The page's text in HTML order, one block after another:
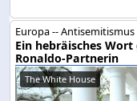
Europa -- Antisemitismus
Ein hebräisches
Ronaldo-Partnerin
The White House